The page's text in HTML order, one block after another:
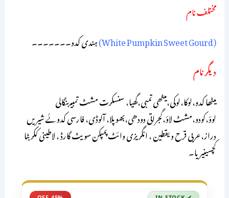
مختلف نام
(White Pumpkin Sweet Gourd)
ہندی کدو۔۔۔۔۔۔۔
دیگر نام
میٹھا کدو،لوکا،لوکی،میٹھی تمبی،گھیا، سنسکرت مشٹ تمبیـ بنگالی
لوؤ،کودو،مشٹ لاؤ،گجراتی دودھی،بھوپلا، آلوڈی، فارسی کدوئے شیریں
دراز،عربی قرح و یقطین ، انگریزی وائٹ پمپکن سویٹ گارڈ ، لاطینی ککر بٹا
کچسینیریا۔